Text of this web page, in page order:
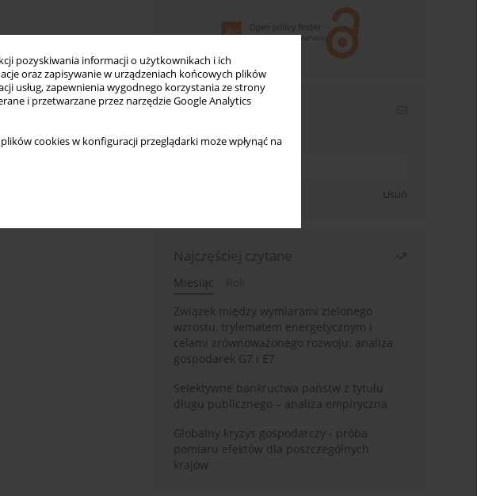
pozyskiwania informacji o użytkownikach i ich
oraz zapisywanie w urządzeniach końcowych plików
usług, zapewnienia wygodnego korzystania ze strony
i przetwarzane przez narzędzie Google Analytics
cookies w konfiguracji przeglądarki może wpłynąć na
Newsletter
Wpisz swój adres email
Usuń
Najczęściej czytane
Miesiąc
Związek między wymiarami zielonego
wzrostu, trylematem energetycznym i
celami zrównoważonego rozwoju: analiza
gospodarek G7 i E7
Selektywne bankructwa państw z tytułu
długu publicznego – analiza empiryczna
Globalny kryzys gospodarczy - próba
pomiaru efektów dla poszczególnych
krajów